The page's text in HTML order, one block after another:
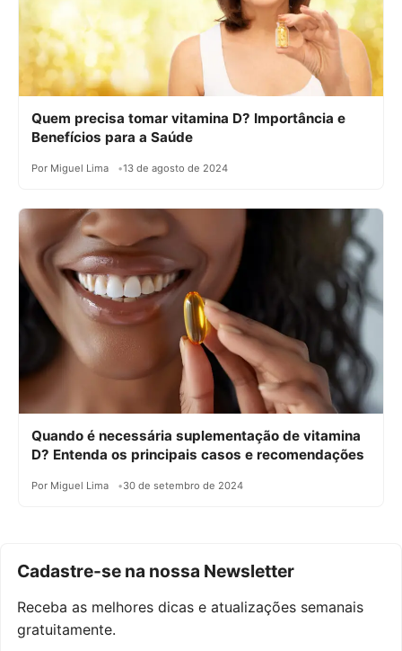
Quem precisa tomar vitamina D? Importância e
Benefícios para a Saúde
Por Miguel Lima 13 de agosto de 2024
Quando é necessária suplementação de vitamina
D? Entenda os principais casos e recomendações
Por Miguel Lima 30 de setembro de 2024
Cadastre-se na nossa Newsletter
Receba as melhores dicas e atualizações semanais
gratuitamente.